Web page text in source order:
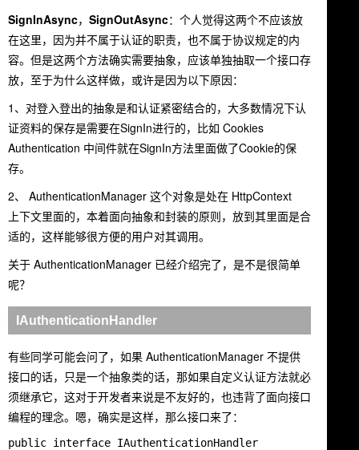
SignInAsync， SignOutAsync：个人觉得这两个不应该放
在这里，因为并不属于认证的职责，也不属于协议规定的内
容。但是这两个方法确实需要抽象，应该单独抽取一个接口存
放，至于为什么这样做，或许是因为以下原因：
1、对登入登出的抽象是和认证紧密结合的，大多数情况下认
证资料的保存是需要在SignIn进行的，比如 Cookies
Authentication 中间件就在SignIn方法里面做了Cookie的保
存。
2、 AuthenticationManager 这个对象是处在 HttpContext
上下文里面的，本着面向抽象和封装的原则，放到其里面是合
适的，这样能够很方便的用户对其调用。
关于 AuthenticationManager 已经介绍完了，是不是很简单
呢？
IAuthenticationHandler
有些同学可能会问了，如果 AuthenticationManager 不提供
接口的话，只是一个抽象类的话，那如果自定义认证方法就必
须继承它，这对于开发者来说是不友好的，也违背了面向接口
编程的理念。嗯，确实是这样，那么接口来了：
public interface IAuthenticationHandler